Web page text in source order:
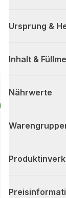
Ursprung &
Inhalt &
Nährwerte